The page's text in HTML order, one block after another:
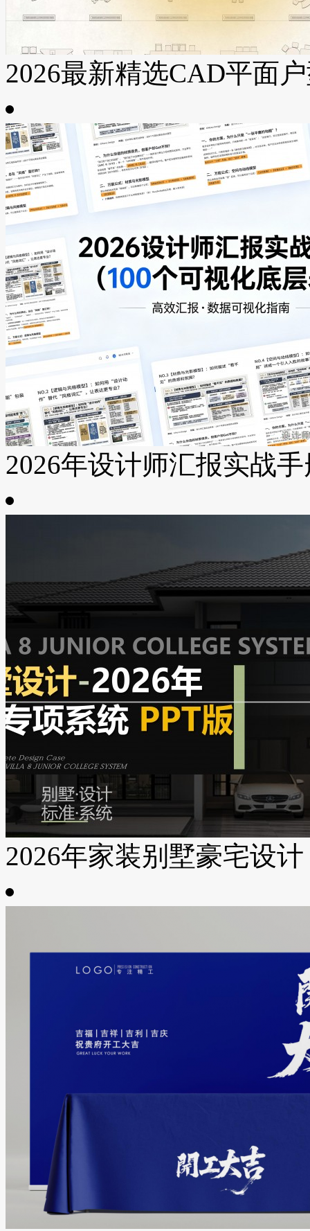
2026最新精选CAD平面
2026年设计师汇报实战
2026年家装别墅豪宅设计